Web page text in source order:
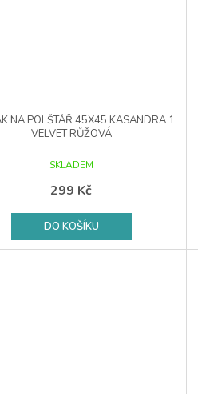
NA POLŠTÁŘ 45X45 KASANDRA 1
VELVET RŮŽOVÁ
SKLADEM
299 Kč
DO KOŠÍKU